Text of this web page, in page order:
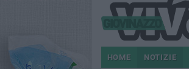
HOME NOTIZIE